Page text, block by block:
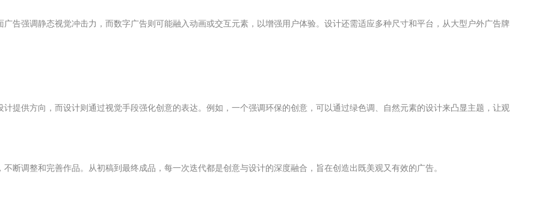
告强调静态视觉冲击力，而数字广告则可能融入动画或交互元素，以增强用户体验。设计还需适应多种尺寸和平台，从大型户外广告牌
提供方向，而设计则通过视觉手段强化创意的表达。例如，一个强调环保的创意，可以通过绿色调、自然元素的设计来凸显主题，让观
断调整和完善作品。从初稿到最终成品，每一次迭代都是创意与设计的深度融合，旨在创造出既美观又有效的广告。